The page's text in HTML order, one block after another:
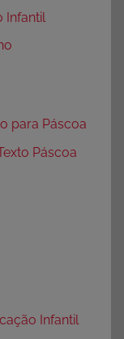
Infantil
para Páscoa
Páscoa
Infantil